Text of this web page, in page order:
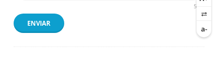
500
ENVIAR